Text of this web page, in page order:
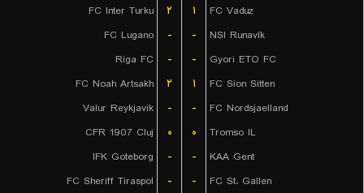
FC Inter Turku
۲ ۱
FC Vaduz
FC Lugano
- -
NSI Runavík
Riga FC
- -
Gyori ETO FC
FC Noah Artsakh
۲ ۱
FC Sion Sitten
Valur Reykjavik
- -
FC Nordsjaelland
CFR 1907 Cluj
۰ ۰
Tromso IL
IFK Goteborg
- -
KAA Gent
FC Sheriff Tiraspol
- -
FC St. Gallen